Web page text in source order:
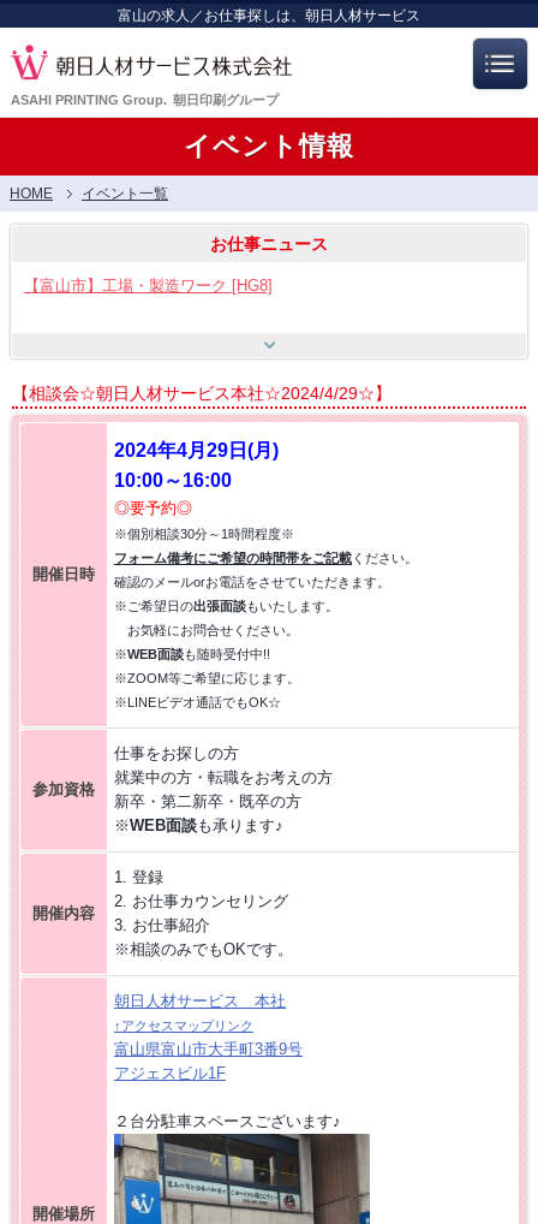
富山の求人／お仕事探しは、朝日人材サービス
ASAHI PRINTING Group. 朝日印刷グループ
イベント情報
HOME イベント一覧
お仕事ニュース
【富山市】工場・製造ワーク [HG8]
【呉羽射水エリア特集】スタッフ12名大募集!! [HB7]
【お仕事相談会☆流通会館】2026/8/21(金) PM開催
【お仕事相談会☆大久保ふれあいｾﾝﾀｰ】2026/8/26(水)
【お仕事相談会☆黒部市コラーレ】2026/8/21(金)PM
【お仕事相談会☆黒部市コラーレ】2026/8/7(金)PM
派遣から正社員をめざす 〜自分に合った職場を見つける新しい転職の
カタチ〜
【中新川エリア】近くde WORK [HC7]
【お仕事相談会☆流通会館】2026/7/16(木) PM開催
【富山市】事務・オフィスワーク特集 [HG8R]
【相談会☆朝日人材サービス本社☆2024/4/29☆】
開催日時
2024年4月29日(月)
10:00～16:00
◎要予約◎
※個別相談30分～1時間程度※
フォーム備考にご希望の時間帯をご記載 ください。
確認のメールorお電話をさせていただきます。
※ご希望日の出張面談もいたします。
お気軽にお問合せください。
※WEB面談も随時受付中!!
※ZOOM等ご希望に応じます。
※LINEビデオ通話でもOK☆
参加資格
仕事をお探しの方
就業中の方・転職をお考えの方
新卒・第二新卒・既卒の方
※WEB面談も承ります♪
開催内容
1. 登録
2. お仕事カウンセリング
3. お仕事紹介
※相談のみでもOKです。
開催場所
朝日人材サービス 本社
↑アクセスマップリンク
富山県富山市大手町3番9号
アジェスビル1F
２台分駐車スペースございます♪